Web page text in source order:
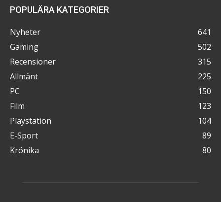
POPULÄRA KATEGORIER
Nyheter
641
Gaming
502
Recensioner
315
Allmänt
225
PC
150
Film
123
Playstation
104
E-Sport
89
Krönika
80